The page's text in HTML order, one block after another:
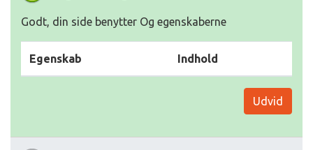
Godt, din side benytter Og egenskaberne
Egenskab Indhold
Udvid